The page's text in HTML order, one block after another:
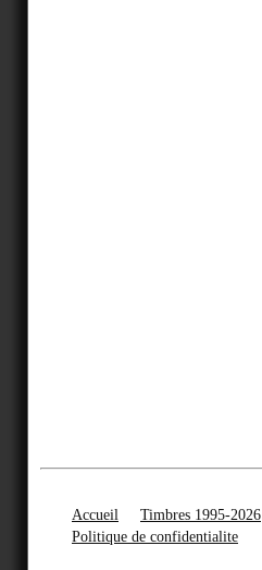
Accueil Timbres 1995-2026
Politique de confidentialite